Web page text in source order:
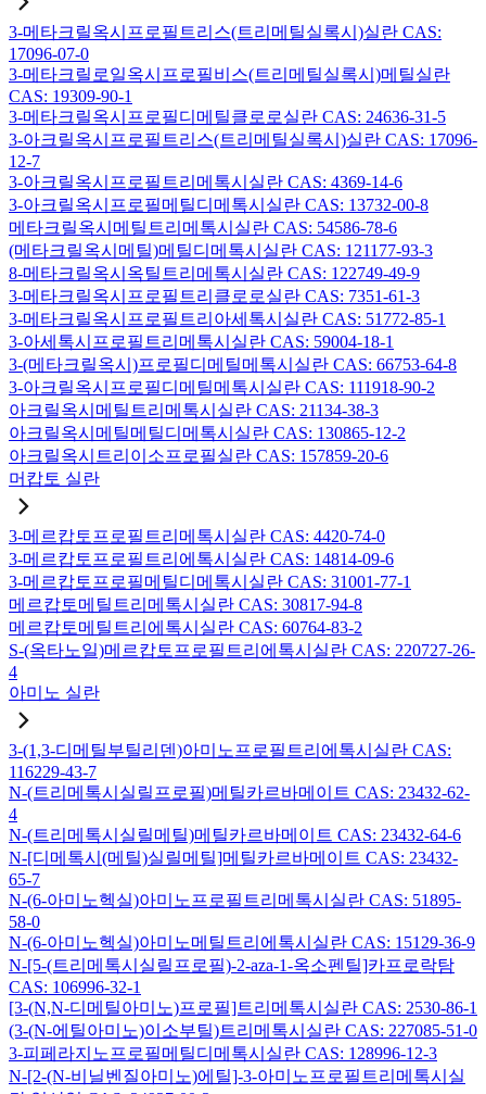
3-메타크릴옥시프로필트리스(트리메틸실록시)실란 CAS:
17096-07-0
3-메타크릴로일옥시프로필비스(트리메틸실록시)메틸실란
CAS: 19309-90-1
3-메타크릴옥시프로필디메틸클로로실란 CAS: 24636-31-5
3-아크릴옥시프로필트리스(트리메틸실록시)실란 CAS: 17096-
12-7
3-아크릴옥시프로필트리메톡시실란 CAS: 4369-14-6
3-아크릴옥시프로필메틸디메톡시실란 CAS: 13732-00-8
메타크릴옥시메틸트리메톡시실란 CAS: 54586-78-6
(메타크릴옥시메틸)메틸디메톡시실란 CAS: 121177-93-3
8-메타크릴옥시옥틸트리메톡시실란 CAS: 122749-49-9
3-메타크릴옥시프로필트리클로로실란 CAS: 7351-61-3
3-메타크릴옥시프로필트리아세톡시실란 CAS: 51772-85-1
3-아세톡시프로필트리메톡시실란 CAS: 59004-18-1
3-(메타크릴옥시)프로필디메틸메톡시실란 CAS: 66753-64-8
3-아크릴옥시프로필디메틸메톡시실란 CAS: 111918-90-2
아크릴옥시메틸트리메톡시실란 CAS: 21134-38-3
아크릴옥시메틸메틸디메톡시실란 CAS: 130865-12-2
아크릴옥시트리이소프로필실란 CAS: 157859-20-6
머캅토 실란
3-메르캅토프로필트리메톡시실란 CAS: 4420-74-0
3-메르캅토프로필트리에톡시실란 CAS: 14814-09-6
3-메르캅토프로필메틸디메톡시실란 CAS: 31001-77-1
메르캅토메틸트리메톡시실란 CAS: 30817-94-8
메르캅토메틸트리에톡시실란 CAS: 60764-83-2
S-(옥타노일)메르캅토프로필트리에톡시실란 CAS: 220727-26-
4
아미노 실란
3-(1,3-디메틸부틸리덴)아미노프로필트리에톡시실란 CAS:
116229-43-7
N-(트리메톡시실릴프로필)메틸카르바메이트 CAS: 23432-62-
4
N-(트리메톡시실릴메틸)메틸카르바메이트 CAS: 23432-64-6
N-[디메톡시(메틸)실릴메틸]메틸카르바메이트 CAS: 23432-
65-7
N-(6-아미노헥실)아미노프로필트리메톡시실란 CAS: 51895-
58-0
N-(6-아미노헥실)아미노메틸트리에톡시실란 CAS: 15129-36-9
N-[5-(트리메톡시실릴프로필)-2-aza-1-옥소펜틸]카프로락탐
CAS: 106996-32-1
[3-(N,N-디메틸아미노)프로필]트리메톡시실란 CAS: 2530-86-1
(3-(N-에틸아미노)이소부틸)트리메톡시실란 CAS: 227085-51-0
3-피페라지노프로필메틸디메톡시실란 CAS: 128996-12-3
N-[2-(N-비닐벤질아미노)에틸]-3-아미노프로필트리메톡시실